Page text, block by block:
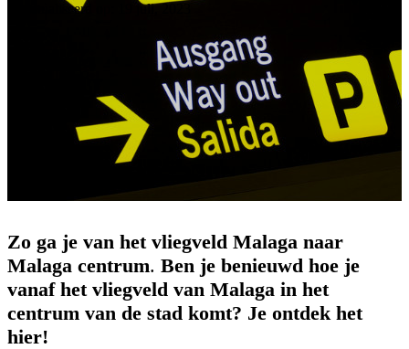
Geactualiseerd op: 19 juli, 2023
Zo ga je van het vliegveld Malaga naar
Malaga centrum. Ben je benieuwd hoe je
vanaf het vliegveld van Malaga in het
centrum van de stad komt? Je ontdek het
hier!